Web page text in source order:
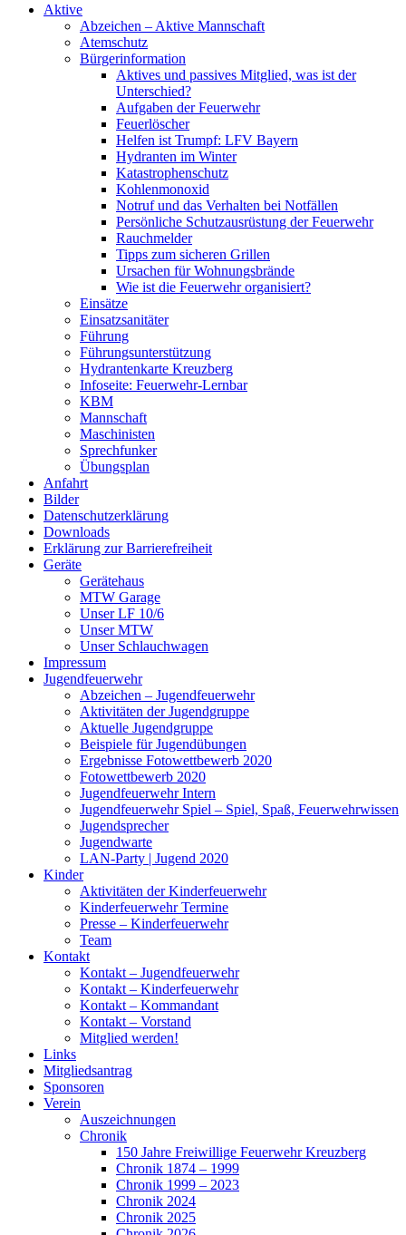
Aktive
Abzeichen – Aktive Mannschaft
Atemschutz
Bürgerinformation
Aktives und passives Mitglied, was ist der
Unterschied?
Aufgaben der Feuerwehr
Feuerlöscher
Helfen ist Trumpf: LFV Bayern
Hydranten im Winter
Katastrophenschutz
Kohlenmonoxid
Notruf und das Verhalten bei Notfällen
Persönliche Schutzausrüstung der Feuerwehr
Rauchmelder
Tipps zum sicheren Grillen
Ursachen für Wohnungsbrände
Wie ist die Feuerwehr organisiert?
Einsätze
Einsatzsanitäter
Führung
Führungsunterstützung
Hydrantenkarte Kreuzberg
Infoseite: Feuerwehr-Lernbar
KBM
Mannschaft
Maschinisten
Sprechfunker
Übungsplan
Anfahrt
Bilder
Datenschutzerklärung
Downloads
Erklärung zur Barriere­frei­heit
Geräte
Gerätehaus
MTW Garage
Unser LF 10/6
Unser MTW
Unser Schlauchwagen
Impressum
Jugendfeuerwehr
Abzeichen – Jugendfeuerwehr
Aktivitäten der Jugendgruppe
Aktuelle Jugendgruppe
Beispiele für Jugendübungen
Ergebnisse Fotowettbewerb 2020
Fotowettbewerb 2020
Jugendfeuerwehr Intern
Jugendfeuerwehr Spiel – Spiel, Spaß, Feuerwehrwissen
Jugendsprecher
Jugendwarte
LAN-Party | Jugend 2020
Kinder
Aktivitäten der Kinderfeuerwehr
Kinderfeuerwehr Termine
Presse – Kinderfeuerwehr
Team
Kontakt
Kontakt – Jugendfeuerwehr
Kontakt – Kinderfeuerwehr
Kontakt – Kommandant
Kontakt – Vorstand
Mitglied werden!
Links
Mitgliedsantrag
Sponsoren
Verein
Auszeichnungen
Chronik
150 Jahre Freiwillige Feuerwehr Kreuzberg
Chronik 1874 – 1999
Chronik 1999 – 2023
Chronik 2024
Chronik 2025